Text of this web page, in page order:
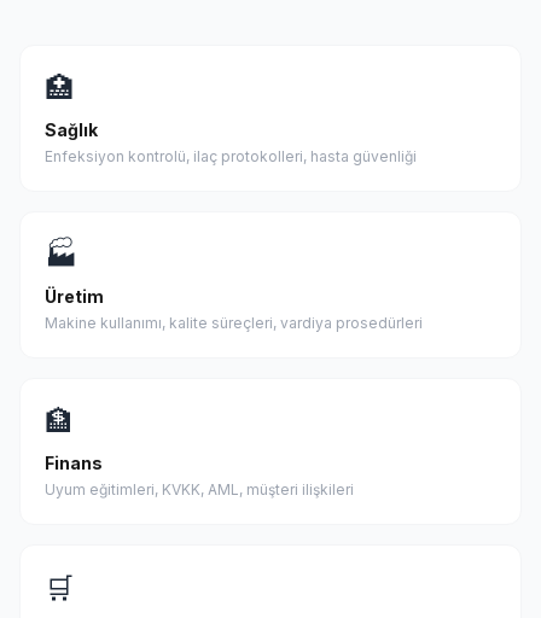
🏥
Sağlık
Enfeksiyon kontrolü, ilaç protokolleri, hasta güvenliği
🏭
Üretim
Makine kullanımı, kalite süreçleri, vardiya prosedürleri
🏦
Finans
Uyum eğitimleri, KVKK, AML, müşteri ilişkileri
🛒